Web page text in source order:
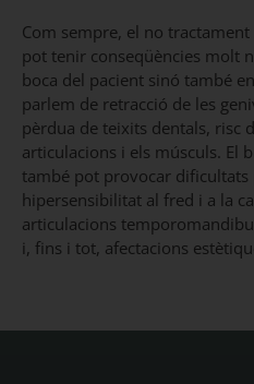
Com sempre, el no
pot tenir conseqüències molt
boca del pacient sinó també
parlem de retracció de les
pèrdua de teixits dentals, risc
articulacions i els músculs. El
també pot provocar dificultats
hipersensibilitat al fred i a la
articulacions
i, fins i tot, afectacions